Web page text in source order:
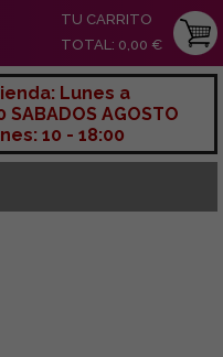
TU CARRITO
TOTAL: 0,00 €
Lunes a
AGOSTO
10 - 18:00